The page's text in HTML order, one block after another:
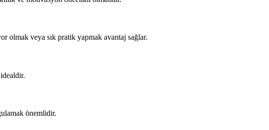
olmak veya sık pratik yapmak avantaj sağlar.
önemlidir.